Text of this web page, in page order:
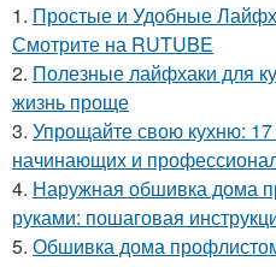
1. Простые и Удобные
Смотрите на RUTUBE
2. Полезные лайфхаки для
жизнь проще
3. Упрощайте свою кухню:
начинающих и
4. Наружная обшивка дома
руками: пошаговая
5. Обшивка дома